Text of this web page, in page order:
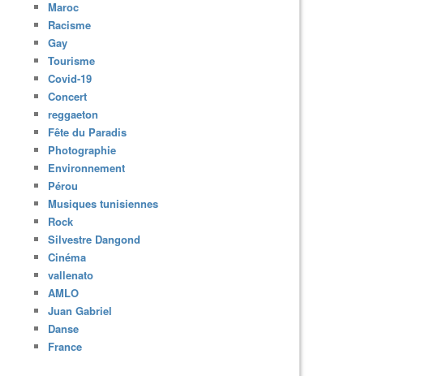
Maroc
Racisme
Gay
Tourisme
Covid-19
Concert
reggaeton
Fête du Paradis
Photographie
Environnement
Pérou
Musiques tunisiennes
Rock
Silvestre Dangond
Cinéma
vallenato
AMLO
Juan Gabriel
Danse
France